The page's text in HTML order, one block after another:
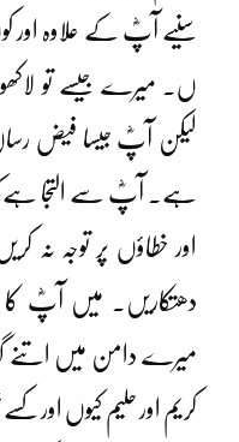
سنیے آپؓ کے علاوہ
ں۔ میرے جیسے تو
لیکن آپؓ جیسا فیض
ہے۔ آپؓ سے التجا ہے
اور خطاؤں پر توجہ نہ
دھتکاریں۔ میں آپؓ کا
میرے دامن میں اتنے
کریم اور حلیم کیوں اور